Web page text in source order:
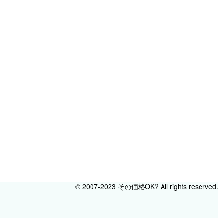
© 2007-2023 その価格OK? All rights reserved.